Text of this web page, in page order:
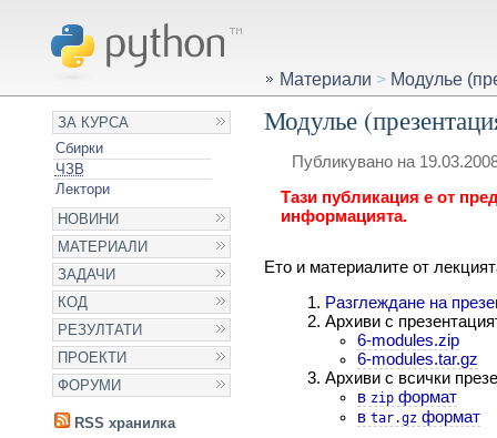
ЗА КУРСА
Сбирки
ЧЗВ
Лектори
НОВИНИ
МАТЕРИАЛИ
ЗАДАЧИ
КОД
РЕЗУЛТАТИ
ПРОЕКТИ
ФОРУМИ
RSS хранилка
Материали > Модулье
Модулье
Публикувано на
Тази публикация е от
информацията.
Ето и материалите от
Разглеждане на
Архиви с
6-modules.zip
6-modules.tar.gz
Архиви с всички
в zipформат
в tar.gzформат